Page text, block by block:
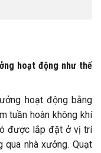
hoạt động như thế
hoạt động bằng
tuần hoàn không khí
được lắp đặt ở vị trí
qua nhà xưởng. Quạt